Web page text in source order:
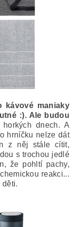
kávové maniaky
:). Ale budou
horkých dnech. A
hrníčku nelze dát
z něj stále cítit,
s trochou jedlé
že pohltí pachy,
reakci...
děti.